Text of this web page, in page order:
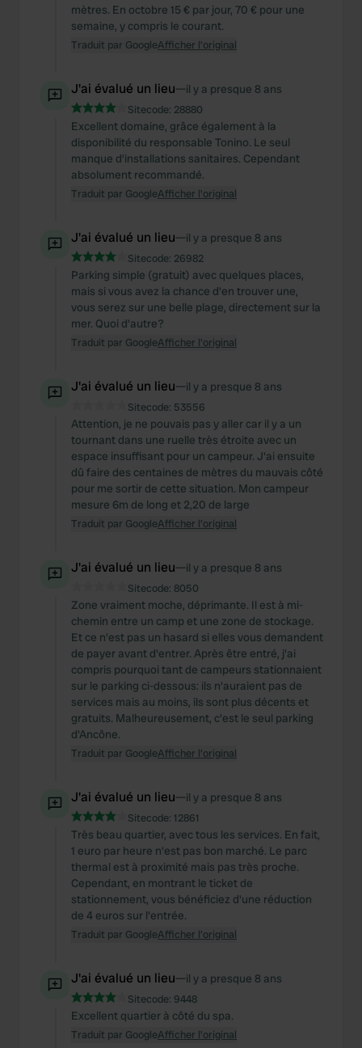
mètres. En octobre 15 € par jour, 70 € pour une
semaine, y compris le courant.
Traduit par GoogleAfficher l'original
J'ai évalué un lieu—il y a presque 8 ans
Sitecode: 28880
Excellent domaine, grâce également à la
disponibilité du responsable Tonino. Le seul
manque d'installations sanitaires. Cependant
absolument recommandé.
Traduit par GoogleAfficher l'original
J'ai évalué un lieu—il y a presque 8 ans
Sitecode: 26982
Parking simple (gratuit) avec quelques places,
mais si vous avez la chance d'en trouver une,
vous serez sur une belle plage, directement sur la
mer. Quoi d'autre?
Traduit par GoogleAfficher l'original
J'ai évalué un lieu—il y a presque 8 ans
Sitecode: 53556
Attention, je ne pouvais pas y aller car il y a un
tournant dans une ruelle très étroite avec un
espace insuffisant pour un campeur. J'ai ensuite
dû faire des centaines de mètres du mauvais côté
pour me sortir de cette situation. Mon campeur
mesure 6m de long et 2,20 de large
Traduit par GoogleAfficher l'original
J'ai évalué un lieu—il y a presque 8 ans
Sitecode: 8050
Zone vraiment moche, déprimante. Il est à mi-
chemin entre un camp et une zone de stockage.
Et ce n'est pas un hasard si elles vous demandent
de payer avant d'entrer. Après être entré, j'ai
compris pourquoi tant de campeurs stationnaient
sur le parking ci-dessous: ils n'auraient pas de
services mais au moins, ils sont plus décents et
gratuits. Malheureusement, c'est le seul parking
d'Ancône.
Traduit par GoogleAfficher l'original
J'ai évalué un lieu—il y a presque 8 ans
Sitecode: 12861
Très beau quartier, avec tous les services. En fait,
1 euro par heure n'est pas bon marché. Le parc
thermal est à proximité mais pas très proche.
Cependant, en montrant le ticket de
stationnement, vous bénéficiez d'une réduction
de 4 euros sur l'entrée.
Traduit par GoogleAfficher l'original
J'ai évalué un lieu—il y a presque 8 ans
Sitecode: 9448
Excellent quartier à côté du spa.
Traduit par GoogleAfficher l'original